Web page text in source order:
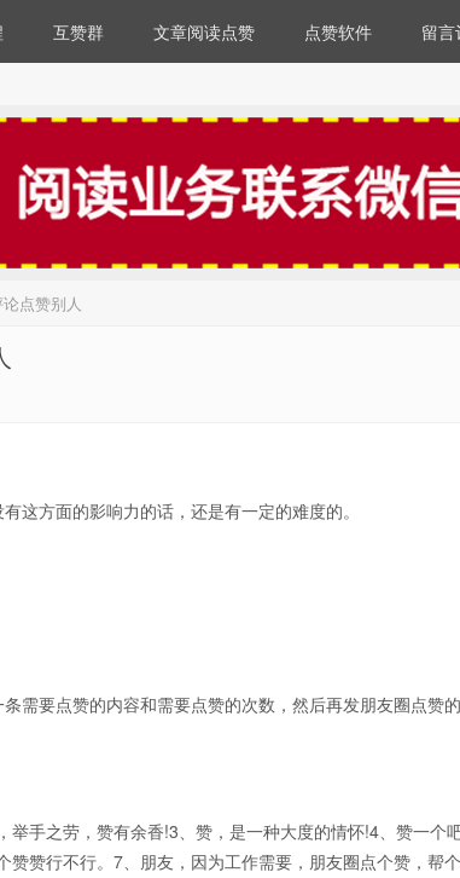
互赞群 文章阅读点赞 点赞软件 留
点赞别人
这方面的影响力的话，还是有一定的难度的。
需要点赞的内容和需要点赞的次数，然后再发朋友圈点赞
手之劳，赞有余香!3、赞，是一种大度的情怀!4、赞一个
赞行不行。7、朋友，因为工作需要，朋友圈点个赞，帮个